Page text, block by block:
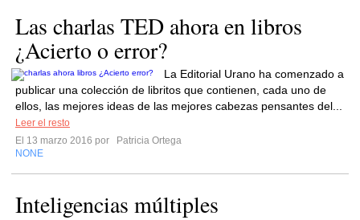
Las charlas TED ahora en libros
¿Acierto o error?
La Editorial Urano ha comenzado a
publicar una colección de libritos que contienen, cada uno de
ellos, las mejores ideas de las mejores cabezas pensantes del...
Leer el resto
El 13 marzo 2016 por
Patricia Ortega
NONE
Inteligencias múltiples